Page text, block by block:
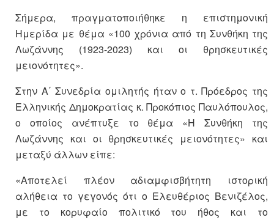
Σήμερα, πραγματοποιήθηκε η επιστημονική
Ημερίδα με θέμα «100 χρόνια από τη Συνθήκη της
Λωζάννης (1923-2023) και οι θρησκευτικές
μειονότητες».
Στην Α΄ Συνεδρία ομιλητής ήταν ο τ. Πρόεδρος της
Ελληνικής Δημοκρατίας κ. Προκόπιος Παυλόπουλος,
ο οποίος ανέπτυξε το θέμα «Η Συνθήκη της
Λωζάννης και οι θρησκευτικές μειονότητες» και
μεταξύ άλλων είπε:
«Αποτελεί πλέον αδιαμφισβήτητη ιστορική
αλήθεια το γεγονός ότι ο Ελευθέριος Βενιζέλος,
με το κορυφαίο πολιτικό του ήθος και το